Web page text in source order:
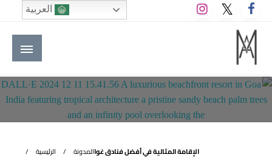
التخطي
إلى
المحتوى
M A hotels | إم ايه هوتيلز
الموقع الأول للعاملين في الفنادق في العالم العربي
الرئيسية المدونةالإقامة المثالية في أفضل فنادق غوا
العربية